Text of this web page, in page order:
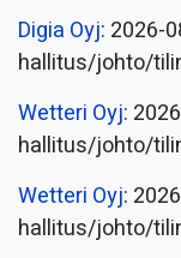
Digia Oyj: 2026-
hallitus/johto/
Wetteri Oyj:
hallitus/johto/
Wetteri Oyj:
hallitus/johto/